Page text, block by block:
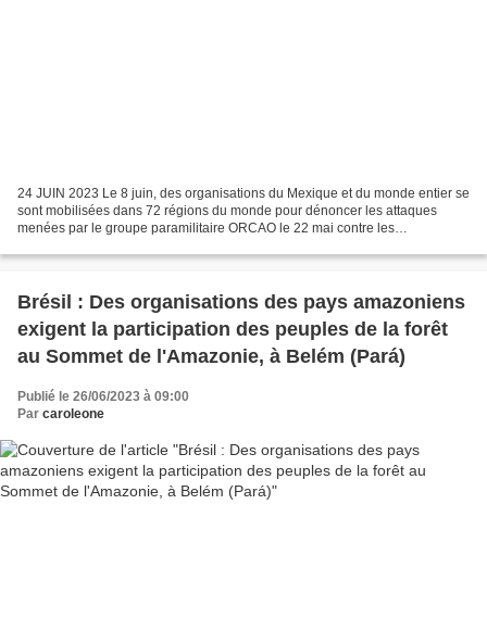
24 JUIN 2023 Le 8 juin, des organisations du Mexique et du monde entier se
sont mobilisées dans 72 régions du monde pour dénoncer les attaques
menées par le groupe paramilitaire ORCAO le 22 mai contre les
Brésil : Des organisations des pays amazoniens
exigent la participation des peuples de la forêt
au Sommet de l'Amazonie, à Belém (Pará)
Publié le 26/06/2023 à 09:00
Par caroleone